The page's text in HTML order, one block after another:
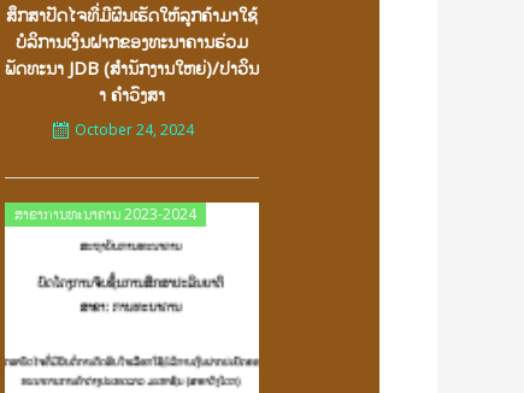
ສຶກສາປັດໄຈທີ່ມີຜົນເຮັດໃຫ້ລູກຄ້າມາໃຊ້
ບໍລິການເງິນຝາກຂອງທະນາຄານຮ່ວມ
ພັດທະນາ JDB (ສຳນັກງານໃຫຍ່)/ປາວິນ
າ ຄຳວົງສາ
October 24, 2024
ສາຂາການທະນາຄານ 2023-2024
Posted
on